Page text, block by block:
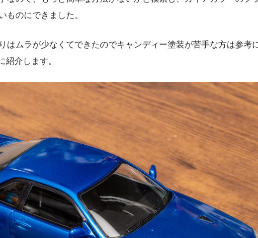
ものにできました。
はムラが少なくてできたのでキャンディー塗装が苦手な方は参考
紹介します。